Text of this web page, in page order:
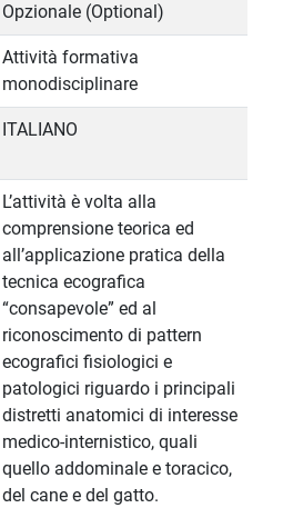
Opzionale (Optional)
Attività formativa
monodisciplinare
ITALIANO
L’attività è volta alla
comprensione teorica ed
all’applicazione pratica della
tecnica ecografica
“consapevole” ed al
riconoscimento di pattern
ecografici fisiologici e
patologici riguardo i principali
distretti anatomici di interesse
medico-internistico, quali
quello addominale e toracico,
del cane e del gatto.